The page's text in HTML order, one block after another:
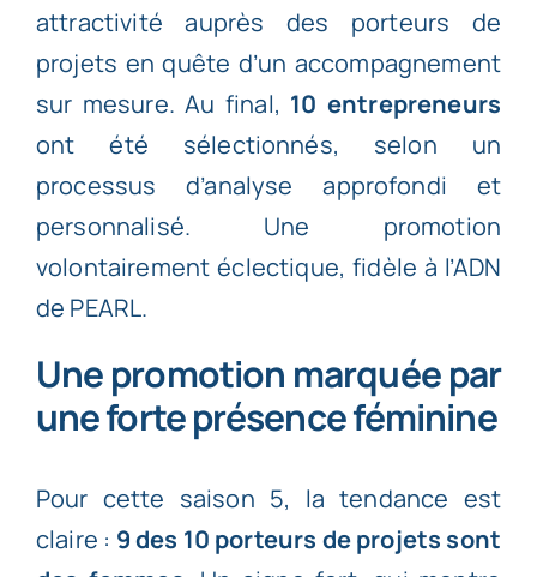
attractivité auprès des porteurs de
projets en quête d’un accompagnement
sur mesure.Au final, 10 entrepreneurs
ont été sélectionnés, selon un
processus d’analyse approfondi et
personnalisé. Une promotion
volontairement éclectique, fidèle à l’ADN
de PEARL.
Une promotion marquée par
une forte présence féminine
Pour cette saison 5, la tendance est
claire : 9 des 10 porteurs de projets sont